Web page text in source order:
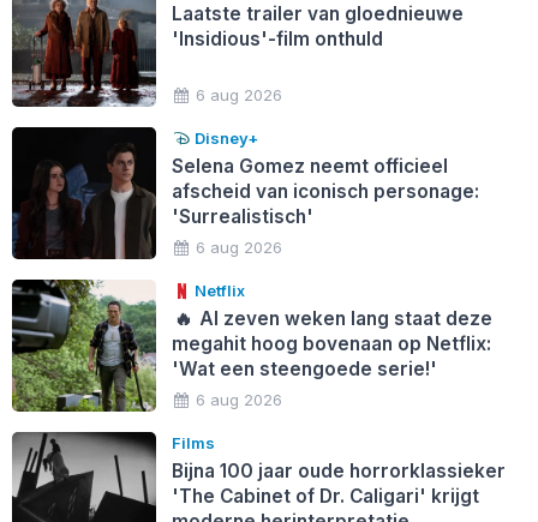
Laatste trailer van gloednieuwe
'Insidious'-film onthuld
6 aug 2026
Disney+
Selena Gomez neemt officieel
afscheid van iconisch personage:
'Surrealistisch'
6 aug 2026
Netflix
🔥 Al zeven weken lang staat deze
megahit hoog bovenaan op Netflix:
'Wat een steengoede serie!'
6 aug 2026
Films
Bijna 100 jaar oude horrorklassieker
'The Cabinet of Dr. Caligari' krijgt